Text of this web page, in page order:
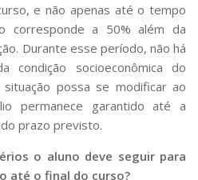
e não apenas até o tempo
corresponde a 50% além da
Durante esse período, não há
condição socioeconômica do
possa se modificar ao
permanece garantido até a
prazo previsto.
o aluno deve seguir para
até o final do curso?